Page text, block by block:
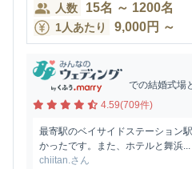
人数 15名 ～ 1200名
1人あたり 9,000円 ～
での結婚式場
4.59(709件)
最寄駅のベイサイドステーション
かったです。また、ホテルと舞浜...
chiitan.さん